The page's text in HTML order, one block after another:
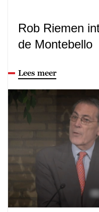
Rob Riemen
de Montebello
Lees meer